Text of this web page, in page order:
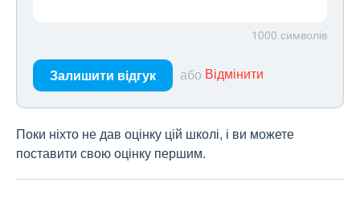
1000 символів
Залишити відгук або Відмінити
Поки ніхто не дав оцінку цій школі, і ви можете
поставити свою оцінку першим.